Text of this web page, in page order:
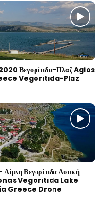
2020 Βεγορίτιδα-Πλαζ Agios
Vegoritida-Plaz
Βεγορίτιδα Δυτική
Vegoritida Lake
Greece Drone